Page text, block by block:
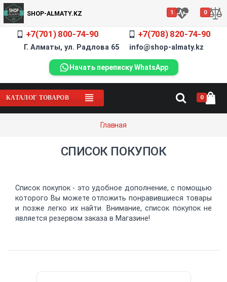
SHOP-ALMATY.KZ 1 0
+7(701) 800-74-90 +7(708) 820-74-90
Г. Алматы, ул. Радлова 65 info@shop-almaty.kz
Начать переписку WhatsApp
КАТАЛОГ ТОВАРОВ 0
Главная
СПИСОК ПОКУПОК
Список покупок - это удобное дополнение, с помощью
которого Вы можете отложить понравившиеся товары
и позже легко их найти. Внимание, список покупок не
является резервом заказа в Магазине!